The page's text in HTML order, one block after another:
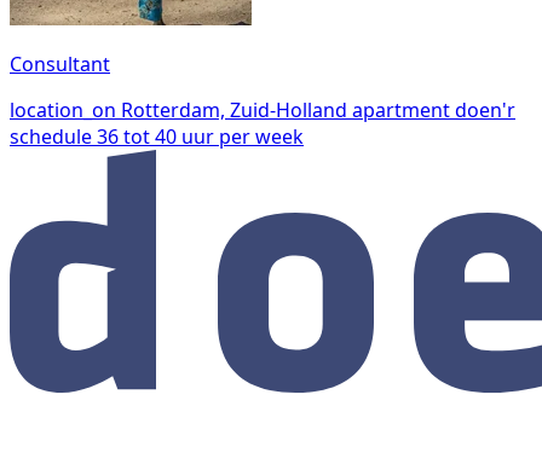
Consultant
location_on Rotterdam, Zuid-Holland apartmentdoen'r
schedule36 tot 40 uur per week